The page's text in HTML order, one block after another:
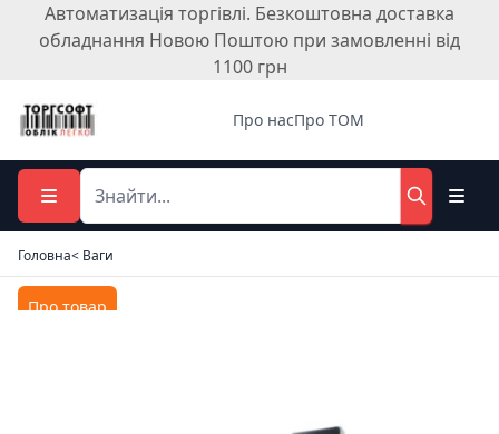
Автоматизація торгівлі. Безкоштовна доставка
обладнання Новою Поштою при замовленні від
1100 грн
Про насПро ТОМ
Головна< Ваги
Про товар